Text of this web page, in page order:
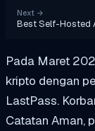
Next →
Best Self-Hosted
Pada Maret
kripto dengan
LastPass.
Catatan Aman,